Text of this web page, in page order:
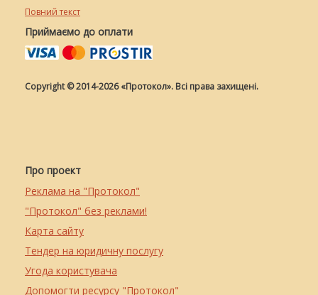
Повний текст
Приймаємо до оплати
Copyright © 2014-2026 «Протокол». Всі права захищені.
Про проект
Реклама на "Протокол"
"Протокол" без реклами!
Карта сайту
Тендер на юридичну послугу
Угода користувача
Допомогти ресурсу "Протокол"